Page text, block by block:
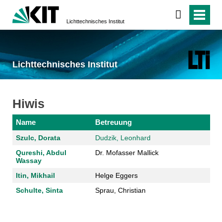
Lichttechnisches Institut
Lichttechnisches Institut
Hiwis
Name Betreuung
Szulc, Dorata
Dudzik, Leonhard
Qureshi, Abdul
Wassay
Dr. Mofasser Mallick
Itin, Mikhail
Helge Eggers
Schulte, Sinta
Sprau, Christian